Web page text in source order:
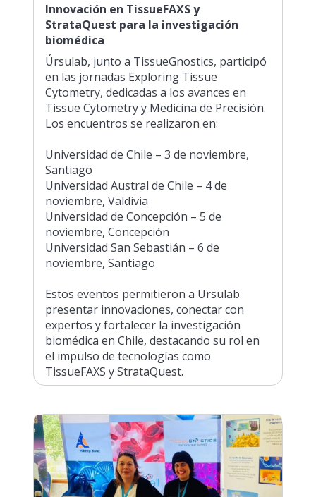
Innovación en TissueFAXS y
StrataQuest para la investigación
biomédica
Úrsulab, junto a TissueGnostics, participó
en las jornadas Exploring Tissue
Cytometry, dedicadas a los avances en
Tissue Cytometry y Medicina de Precisión.
Los encuentros se realizaron en:
Universidad de Chile – 3 de noviembre,
Santiago
Universidad Austral de Chile – 4 de
noviembre, Valdivia
Universidad de Concepción – 5 de
noviembre, Concepción
Universidad San Sebastián – 6 de
noviembre, Santiago
Estos eventos permitieron a Ursulab
presentar innovaciones, conectar con
expertos y fortalecer la investigación
biomédica en Chile, destacando su rol en
el impulso de tecnologías como
TissueFAXS y StrataQuest.